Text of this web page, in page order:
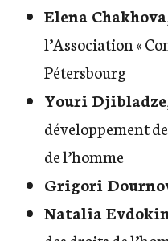
Elena Chakhova
l’Association «
Pétersbourg
Youri Djibladze
développement
de l’homme
Grigori
Natalia